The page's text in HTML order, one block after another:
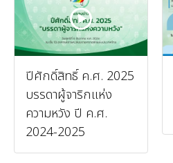
ปีศักดิ์สิทธิ์ ค.ศ. 2025
บรรดาผู้จาริกแห่ง
ความหวัง ปี ค.ศ.
2024-2025